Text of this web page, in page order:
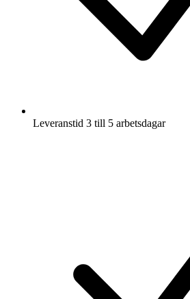
Leveranstid 3 till 5 arbetsdagar